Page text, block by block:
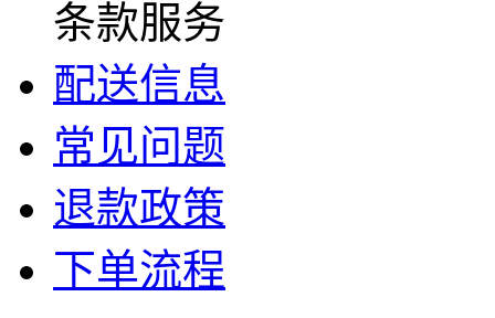
条款服务
配送信息
常见问题
退款政策
下单流程